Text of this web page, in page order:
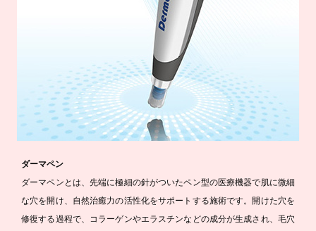
ダーマペン
ダーマペンとは、先端に極細の針がついたペン型の医療機器で肌に微細
な穴を開け、自然治癒力の活性化をサポートする施術です。開けた穴を
修復する過程で、コラーゲンやエラスチンなどの成分が生成され、毛穴